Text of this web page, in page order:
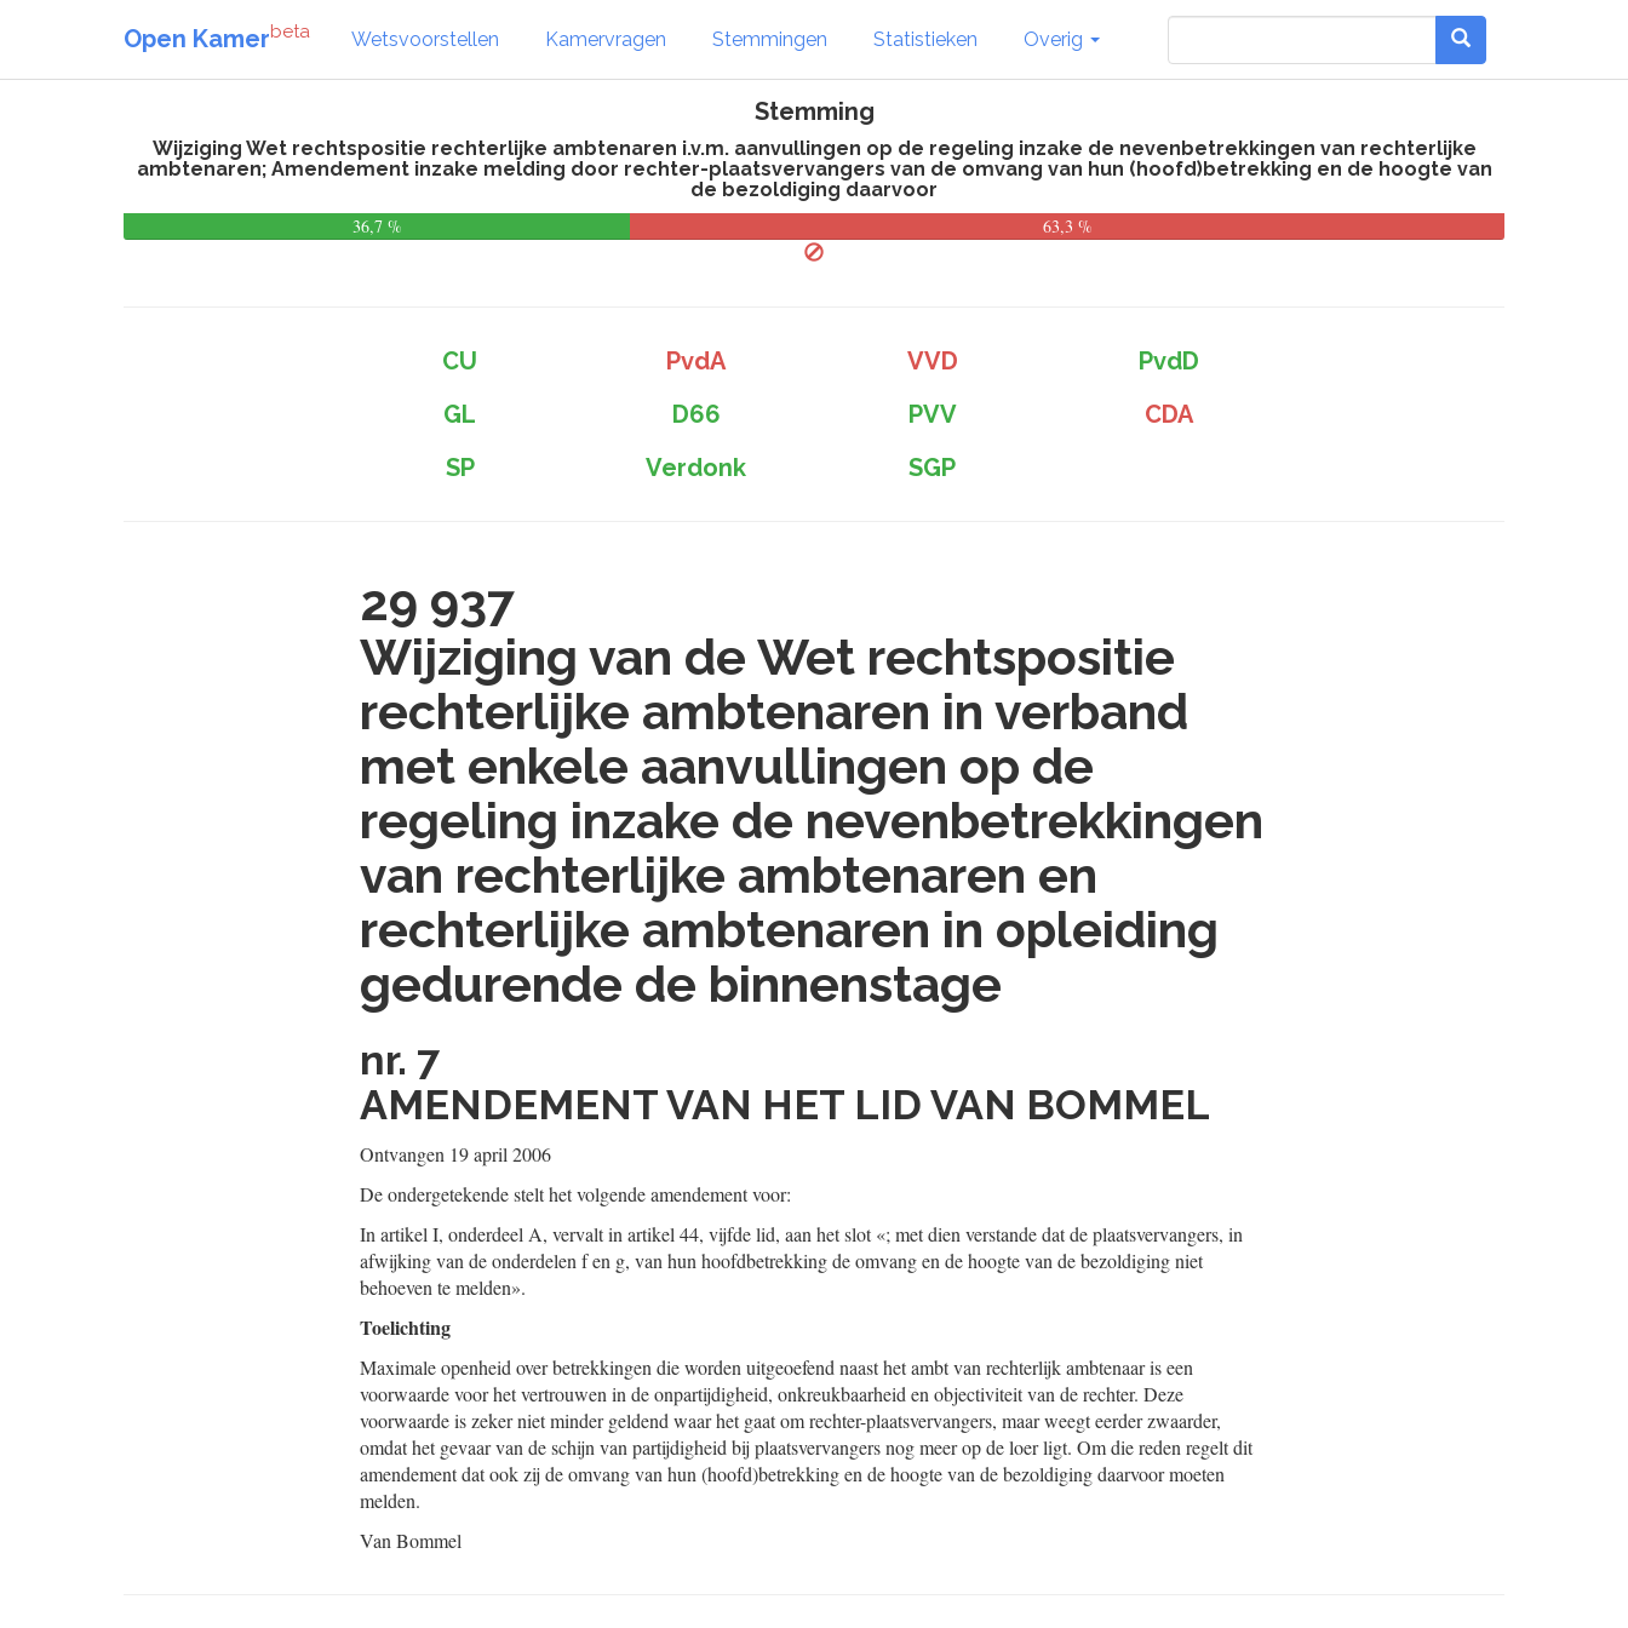
Open Kamerbeta Wetsvoorstellen Kamervragen Stemmingen Statistieken Overig
Stemming
Wijziging Wet rechtspositie rechterlijke ambtenaren i.v.m. aanvullingen op de regeling inzake de nevenbetrekkingen van rechterlijke
ambtenaren; Amendement inzake melding door rechter-plaatsvervangers van de omvang van hun (hoofd)betrekking en de hoogte van
de bezoldiging daarvoor
36,7 %
63,3 %
CU PvdA VVD
PvdD
GL
D66 PVV
CDA
SP
Verdonk SGP
29 937
Wijziging van de Wet rechtspositie
rechterlijke ambtenaren in verband
met enkele aanvullingen op de
regeling inzake de nevenbetrekkingen
van rechterlijke ambtenaren en
rechterlijke ambtenaren in opleiding
gedurende de binnenstage
nr. 7
AMENDEMENT VAN HET LID VAN BOMMEL
Ontvangen 19 april 2006
De ondergetekende stelt het volgende amendement voor:
In artikel I, onderdeel A, vervalt in artikel 44, vijfde lid, aan het slot «; met dien verstande dat de plaatsvervangers, in
afwijking van de onderdelen f en g, van hun hoofdbetrekking de omvang en de hoogte van de bezoldiging niet
behoeven te melden».
Toelichting
Maximale openheid over betrekkingen die worden uitgeoefend naast het ambt van rechterlijk ambtenaar is een
voorwaarde voor het vertrouwen in de onpartijdigheid, onkreukbaarheid en objectiviteit van de rechter. Deze
voorwaarde is zeker niet minder geldend waar het gaat om rechter-plaatsvervangers, maar weegt eerder zwaarder,
omdat het gevaar van de schijn van partijdigheid bij plaatsvervangers nog meer op de loer ligt. Om die reden regelt dit
amendement dat ook zij de omvang van hun (hoofd)betrekking en de hoogte van de bezoldiging daarvoor moeten
melden.
Van Bommel